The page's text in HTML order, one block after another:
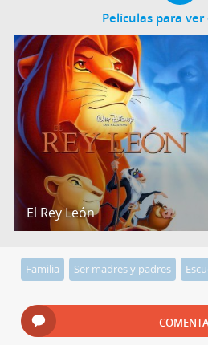
Películas para
El Rey León
Familia Ser madres y padres